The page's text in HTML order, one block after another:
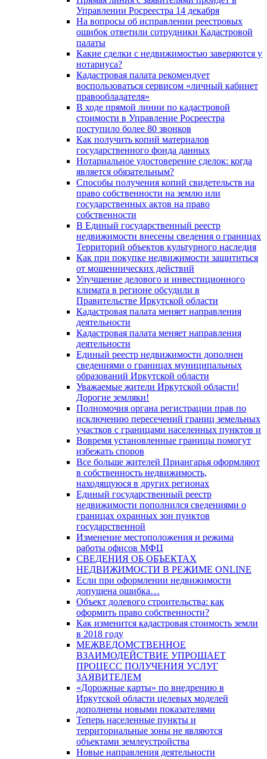
Управлении Росреестра 14 декабря
На вопросы об исправлении реестровых
ошибок ответили сотрудники Кадастровой
палаты
Какие сделки с недвижимостью заверяются у
нотариуса?
Кадастровая палата рекомендует
воспользоваться сервисом «личный кабинет
правообладателя»
В ходе прямой линии по кадастровой
стоимости в Управление Росреестра
поступило более 80 звонков
Как получить копий материалов
государственного фонда данных
Нотариальное удостоверение сделок: когда
является обязательным?
Способы получения копий свидетельств на
право собственности на землю или
государственных актов на право
собственности
В Единый государственный реестр
недвижимости внесены сведения о границах
Территорий объектов культурного наследия
Как при покупке недвижимости защититься
от мошеннических действий
Улучшение делового и инвестиционного
климата в регионе обсудили в
Правительстве Иркутской области
Кадастровая палата меняет направления
деятельности
Кадастровая палата меняет направления
деятельности
Единый реестр недвижимости дополнен
сведениями о границах муниципальных
образований Иркутской области
Уважаемые жители Иркутской области!
Дорогие земляки!
Полномочия органа регистрации прав по
исключению пересечений границ земельных
участков с границами населенных пунктов и
Вовремя установленные границы помогут
избежать споров
Все больше жителей Приангарья оформляют
в собственность недвижимость,
находящуюся в других регионах
Единый государственный реестр
недвижимости пополнился сведениями о
границах охранных зон пунктов
государственной
Изменение местоположения и режима
работы офисов МФЦ
СВЕДЕНИЯ ОБ ОБЪЕКТАХ
НЕДВИЖИМОСТИ В РЕЖИМЕ ONLINE
Если при оформлении недвижимости
допущена ошибка…
Объект долевого строительства: как
оформить право собственности?
Как изменится кадастровая стоимость земли
в 2018 году
МЕЖВЕДОМСТВЕННОЕ
ВЗАИМОДЕЙСТВИЕ УПРОЩАЕТ
ПРОЦЕСС ПОЛУЧЕНИЯ УСЛУГ
ЗАЯВИТЕЛЕМ
«Дорожные карты» по внедрению в
Иркутской области целевых моделей
дополнены новыми показателями
Теперь населенные пункты и
территориальные зоны не являются
объектами землеустройства
Новые направления деятельности